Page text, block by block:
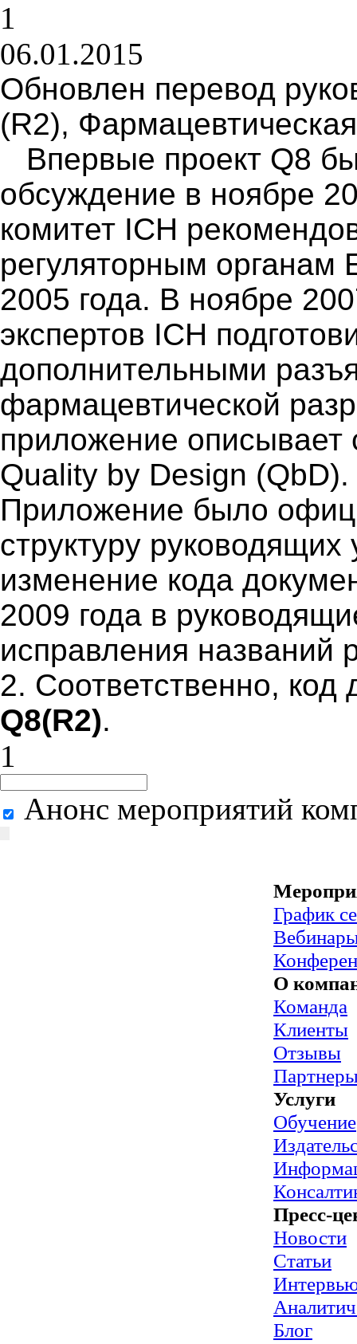
1
06.01.2015
Обновлен перевод
(R2),
Впервые проект Q8
обсуждение в ноябре
комитет ICH
регуляторным
2005 года. В ноябре
экспертов ICH
дополнительными
фармацевтической
приложение
Quality by Design
Приложение было
структуру
изменение кода
2009 года в
исправления названий
2. Соответственно,
Q8(R2).
1
Анонс мероприятий
График
О
Команда
Клиенты
Отзывы
Услуги
Обучение
Пресс-
Новости
Статьи
Блог